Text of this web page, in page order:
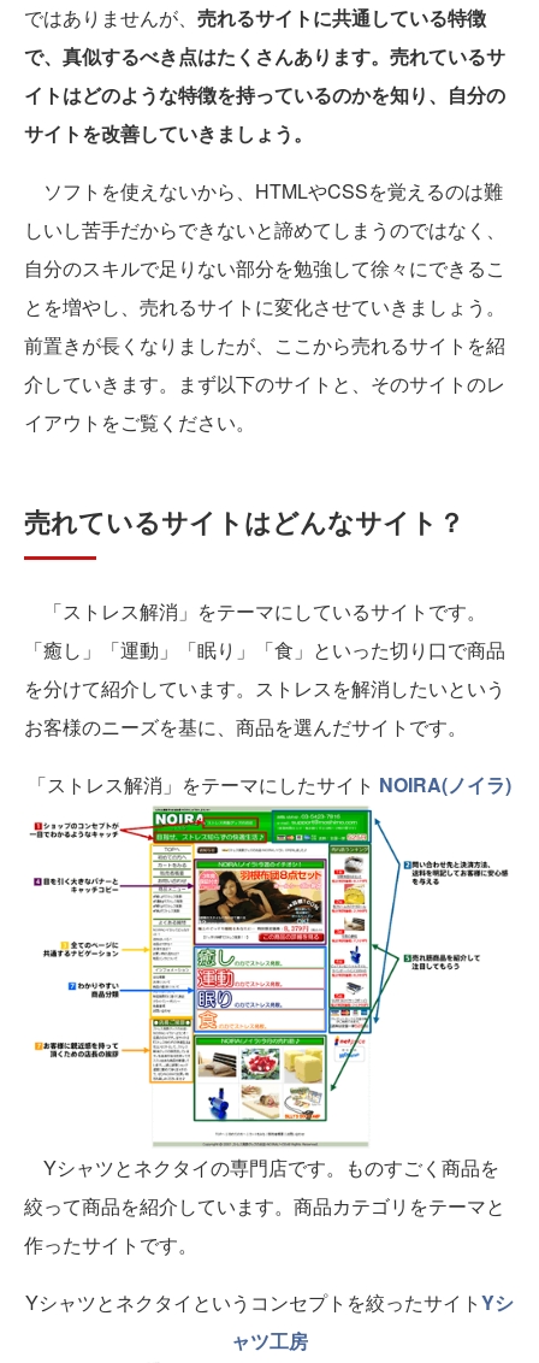
ではありませんが、 売れるサイトに共通している特徴
で、真似するべき点はたくさんあります。売れているサ
イトはどのような特徴を持っているのかを知り、自分の
サイトを改善していきましょう。
ソフトを使えないから、HTMLやCSSを覚えるのは難
しいし苦手だからできないと諦めてしまうのではなく、
自分のスキルで足りない部分を勉強して徐々にできるこ
とを増やし、売れるサイトに変化させていきましょう。
前置きが長くなりましたが、ここから売れるサイトを紹
介していきます。まず以下のサイトと、そのサイトのレ
イアウトをご覧ください。
売れているサイトはどんなサイト？
「ストレス解消」をテーマにしているサイトです。
「癒し」「運動」「眠り」「食」といった切り口で商品
を分けて紹介しています。ストレスを解消したいという
お客様のニーズを基に、商品を選んだサイトです。
「ストレス解消」をテーマにしたサイト NOIRA(ノイラ)
Yシャツとネクタイの専門店です。ものすごく商品を
絞って商品を紹介しています。商品カテゴリをテーマと
作ったサイトです。
Yシャツとネクタイというコンセプトを絞ったサイトYシ
ャツ工房